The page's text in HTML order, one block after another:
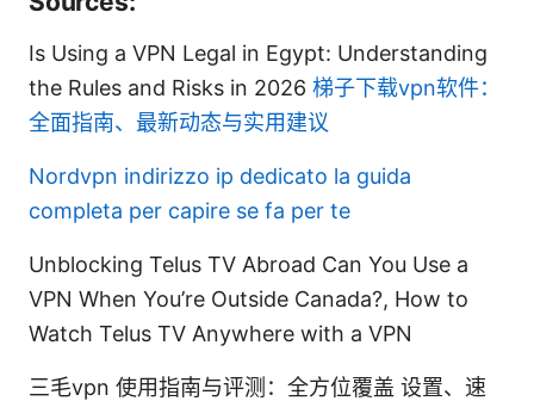
Is Using a VPN Legal in Egypt: Understanding
the Rules and Risks in 2026 梯子下载vpn软件：
全面指南、最新动态与实用建议
Nordvpn indirizzo ip dedicato la guida
completa per capire se fa per te
Unblocking Telus TV Abroad Can You Use a
VPN When You’re Outside Canada?, How to
Watch Telus TV Anywhere with a VPN
三毛vpn 使用指南与评测：全方位覆盖 设置、速